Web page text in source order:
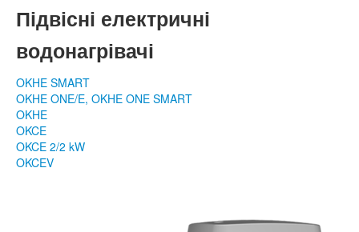
Підвісні електричні
водонагрівачі
OKHE SMART
OKHE ONE/E, OKHE ONE SMART
OKHE
OKCE
OKCE 2/2 kW
OKCEV